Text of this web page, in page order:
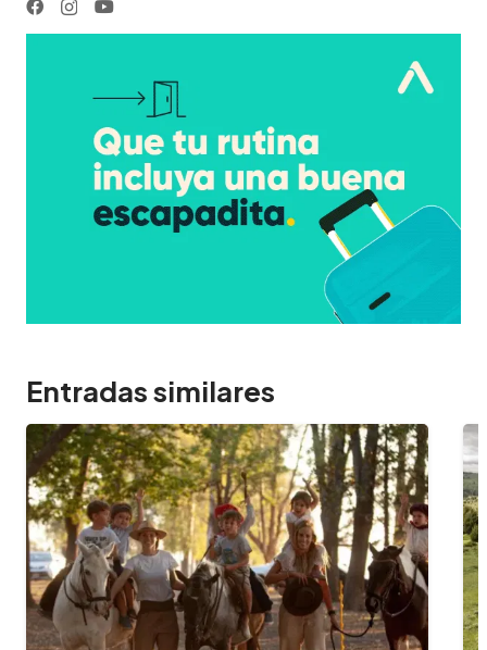
Entradas similares